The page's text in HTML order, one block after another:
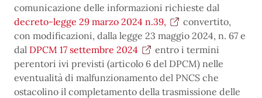
comunicazione delle informazioni richieste dal
decreto-legge 29 marzo 2024 n.39,
convertito,
con modificazioni, dalla legge 23 maggio 2024, n. 67 e
dal DPCM 17 settembre 2024
entro i termini
perentori ivi previsti (articolo 6 del DPCM) nelle
eventualità di malfunzionamento del PNCS che
ostacolino il completamento della trasmissione delle